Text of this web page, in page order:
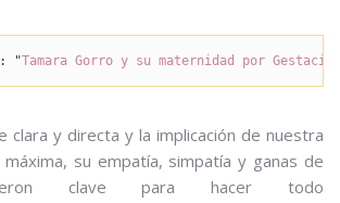
: "Tamara Gorro y su maternidad por
clara y directa y la implicación de nuestra
su empatía, simpatía y ganas de
clave para hacer todo